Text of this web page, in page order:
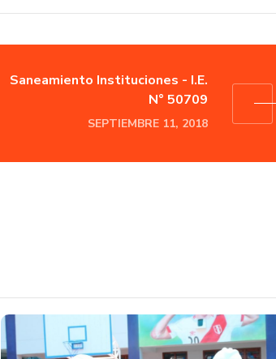
Saneamiento Instituciones - I.E.
N° 50709
SEPTIEMBRE 11, 2018